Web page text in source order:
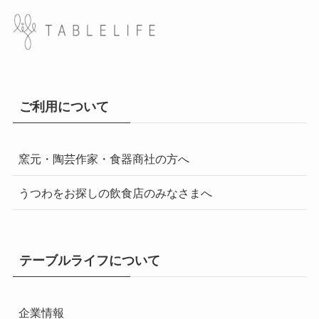
ご利用について
窯元・陶芸作家・食器商社の方へ
うつわをお探しの飲食店のみなさまへ
テーブルライフについて
企業情報